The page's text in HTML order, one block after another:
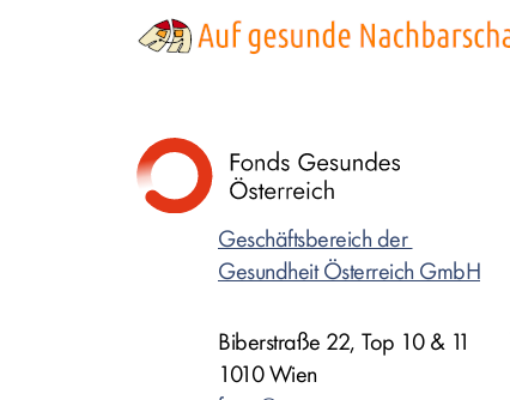
Bild
Geschäftsbereich der
Gesundheit Österreich GmbH
Biberstraße 22, Top 10 & 11
1010 Wien